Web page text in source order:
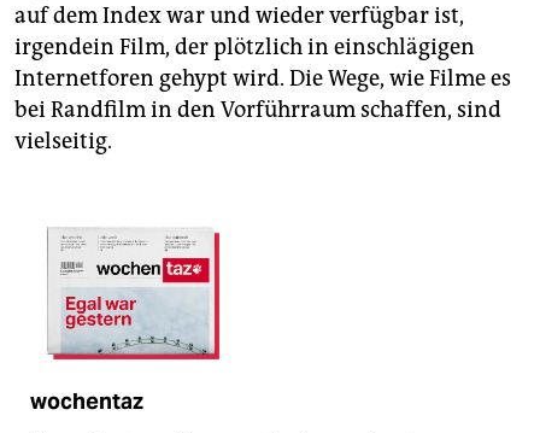
auf dem Index war und wieder verfügbar ist,
irgendein Film, der plötzlich in einschlägigen
Internetforen gehypt wird. Die Wege, wie Filme es
bei Randfilm in den Vorführraum schaffen, sind
vielseitig.
wochentaz